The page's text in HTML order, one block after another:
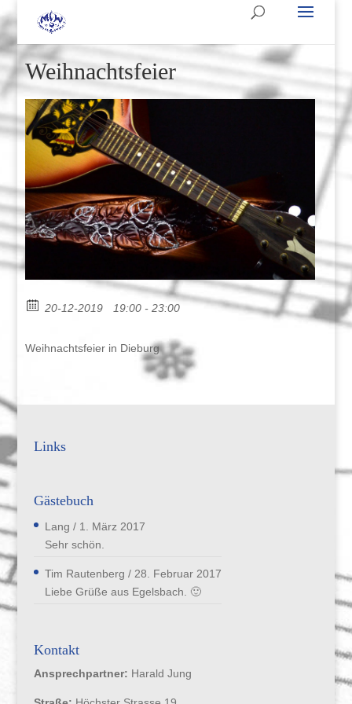
Weihnachtsfeier
20-12-2019 19:00 - 23:00
Weihnachtsfeier in Dieburg
Links
Gästebuch
Lang / 1. März 2017
Sehr schön.
Tim Rautenberg / 28. Februar 2017
Liebe Grüße aus Egelsbach. 🙂
Kontakt
Ansprechpartner: Harald Jung